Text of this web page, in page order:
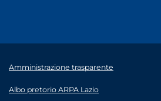
Amministrazione trasparente
Albo pretorio ARPA Lazio